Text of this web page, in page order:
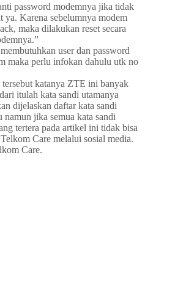
password modemnya jika tidak
ya. Karena sebelumnya modem
maka dilakukan reset secara
user dan password
maka perlu infokan dahulu utk no
katanya ZTE ini banyak
itulah kata sandi utamanya
dijelaskan daftar kata sandi
jika semua kata sandi
tertera pada artikel ini tidak bisa
Care melalui sosial media.
Care.